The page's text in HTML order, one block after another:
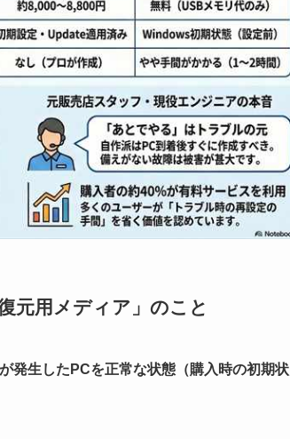
元用メディア」のこと
発生したPCを正常な状態（購入時の初期状